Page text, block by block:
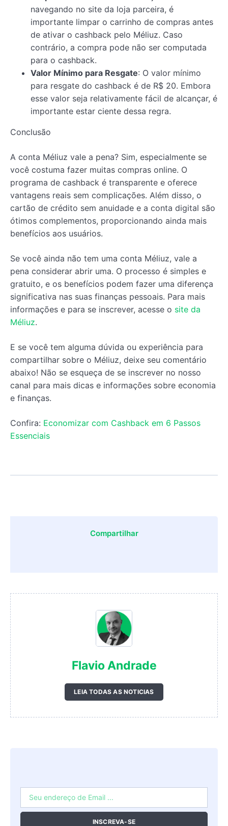
navegando no site da loja parceira, é
importante limpar o carrinho de compras antes
de ativar o cashback pelo Méliuz. Caso
contrário, a compra pode não ser computada
para o cashback.
Valor Mínimo para Resgate: O valor mínimo
para resgate do cashback é de R$ 20. Embora
esse valor seja relativamente fácil de alcançar, é
importante estar ciente dessa regra.
Conclusão
A conta Méliuz vale a pena? Sim, especialmente se
você costuma fazer muitas compras online. O
programa de cashback é transparente e oferece
vantagens reais sem complicações. Além disso, o
cartão de crédito sem anuidade e a conta digital são
ótimos complementos, proporcionando ainda mais
benefícios aos usuários.
Se você ainda não tem uma conta Méliuz, vale a
pena considerar abrir uma. O processo é simples e
gratuito, e os benefícios podem fazer uma diferença
significativa nas suas finanças pessoais. Para mais
informações e para se inscrever, acesse o site da
Méliuz.
E se você tem alguma dúvida ou experiência para
compartilhar sobre o Méliuz, deixe seu comentário
abaixo! Não se esqueça de se inscrever no nosso
canal para mais dicas e informações sobre economia
e finanças.
Confira: Economizar com Cashback em 6 Passos
Essenciais
Compartilhar
Flavio Andrade
LEIA TODAS AS NOTICIAS
INSCREVA-SE